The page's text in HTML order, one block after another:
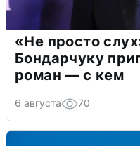
«Не просто
Бондарчуку
роман — с кем
6 августа 70